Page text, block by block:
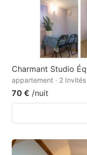
Charmant Studio
appartement · 2 Invités
70 € /nuit